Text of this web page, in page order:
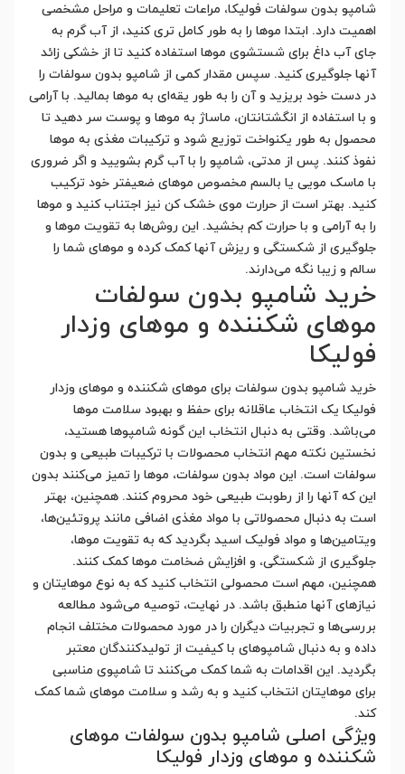
شامپو بدون سولفات فولیکا، مراعات تعلیمات و مراحل مشخصی
اهمیت دارد. ابتدا موها را به طور کامل تری کنید، از آب گرم به
جای آب داغ برای شستشوی موها استفاده کنید تا از خشکی زائد
آنها جلوگیری کنید. سپس مقدار کمی از شامپو بدون سولفات را
در دست خود بریزید و آن را به طور یقه‌ای به موها بمالید. با آرامی
و با استفاده از انگشتانتان، ماساژ به موها و پوست سر دهید تا
محصول به طور یکنواخت توزیع شود و ترکیبات مغذی به موها
نفوذ کنند. پس از مدتی، شامپو را با آب گرم بشویید و اگر ضروری
با ماسک مویی یا بالسم مخصوص موهای ضعیفتر خود ترکیب
کنید. بهتر است از حرارت موی خشک کن نیز اجتناب کنید و موها
را به آرامی و با حرارت کم بخشید. این روش‌ها به تقویت موها و
جلوگیری از شکستگی و ریزش آنها کمک کرده و موهای شما را
سالم و زیبا نگه می‌دارند.
خرید شامپو بدون سولفات
موهای شکننده و موهای وزدار
فولیکا
خرید شامپو بدون سولفات برای موهای شکننده و موهای وزدار
فولیکا یک انتخاب عاقلانه برای حفظ و بهبود سلامت موها
می‌باشد. وقتی به دنبال انتخاب این گونه شامپوها هستید،
نخستین نکته مهم انتخاب محصولات با ترکیبات طبیعی و بدون
سولفات است. این مواد بدون سولفات، موها را تمیز می‌کنند بدون
این که آنها را از رطوبت طبیعی خود محروم کنند. همچنین، بهتر
است به دنبال محصولاتی با مواد مغذی اضافی مانند پروتئین‌ها،
ویتامین‌ها و مواد فولیک اسید بگردید که به تقویت موها،
جلوگیری از شکستگی، و افزایش ضخامت موها کمک کنند.
همچنین، مهم است محصولی انتخاب کنید که به نوع موهایتان و
نیازهای آنها منطبق باشد. در نهایت، توصیه می‌شود مطالعه
بررسی‌ها و تجربیات دیگران را در مورد محصولات مختلف انجام
داده و به دنبال شامپوهای با کیفیت از تولیدکنندگان معتبر
بگردید. این اقدامات به شما کمک می‌کنند تا شامپوی مناسبی
برای موهایتان انتخاب کنید و به رشد و سلامت موهای شما کمک
کند.
ویژگی اصلی شامپو بدون سولفات موهای
شکننده و موهای وزدار فولیکا